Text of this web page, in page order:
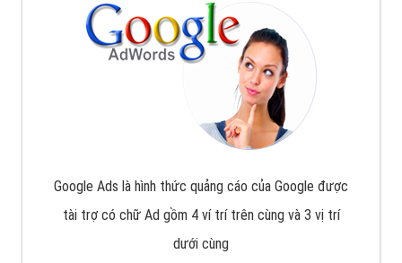
Google Ads là hình thức quảng cáo của Google được
tài trợ có chữ Ad gồm 4 ví trí trên cùng và 3 vị trí
dưới cùng